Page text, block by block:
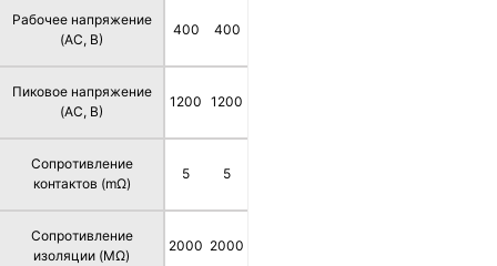
Рабочее напряжение
(AC, В)
Пиковое напряжение
(AC, В)
Сопротивление
контактов (mΩ)
Сопротивление
изоляции (MΩ)
400
1200
5
2000
400
1200
5
2000